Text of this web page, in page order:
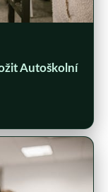
Autoškolní